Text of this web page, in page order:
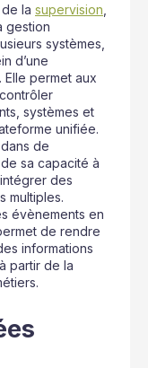
la supervision
gestion
systèmes,
d’une
Elle permet aux
systèmes et
unifiée.
de
sa capacité à
des
multiples.
évènements en
de rendre
informations
partir de la